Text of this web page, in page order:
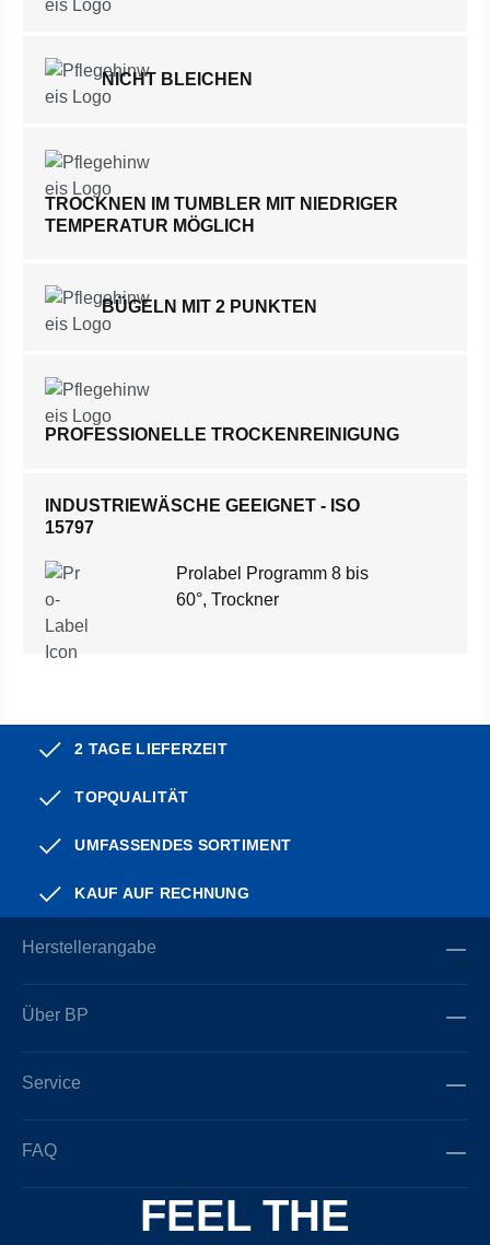
NICHT BLEICHEN
TROCKNEN IM TUMBLER MIT NIEDRIGER
TEMPERATUR MÖGLICH
BÜGELN MIT 2 PUNKTEN
PROFESSIONELLE TROCKENREINIGUNG
INDUSTRIEWÄSCHE GEEIGNET - ISO
15797
Prolabel Programm 8 bis
60°, Trockner
2 TAGE LIEFERZEIT
TOPQUALITÄT
UMFASSENDES SORTIMENT
KAUF AUF RECHNUNG
Herstellerangabe
Über BP
Service
FAQ
FEEL THE